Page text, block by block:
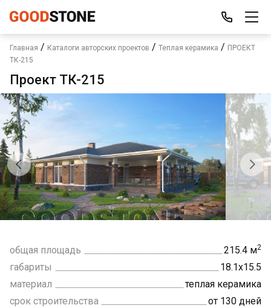
Главная / Каталоги авторских проектов / Теплая керамика / ПРОЕКТ
ТК-215
Проект ТК-215
общая площадь 215.4 м2
габариты
18.1х15.5
материал
теплая керамика
срок строительства
от 130 дней